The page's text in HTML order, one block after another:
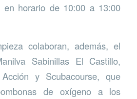
en horario de 10:00 a 13:00
colaboran, además, el
Sabinillas El Castillo,
y Scubacourse, que
de oxígeno a los